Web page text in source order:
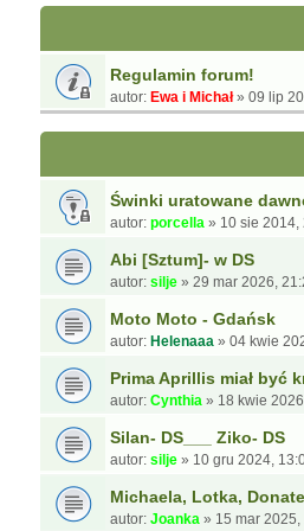
Regulamin forum!
autor: Ewa i Michał» 09 lip
Świnki uratowane
autor: porcella» 10 sie 2014,
Abi [Sztum]- w DS
autor: silje» 29 mar 2026,
Moto Moto - Gdańsk
autor: Helenaaa» 04 kwie
Prima Aprillis miał być
autor: Cynthia» 18 kwie
Silan- DS___ Ziko- DS
autor: silje» 10 gru 2024,
Michaela, Lotka,
autor: Joanka» 15 mar 2025,